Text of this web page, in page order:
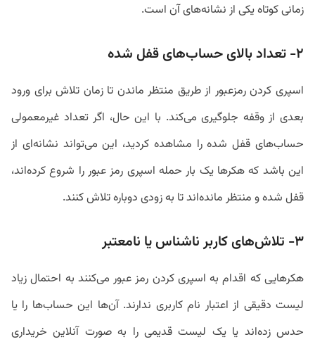
زمانی کوتاه یکی از نشانه‌های آن است.
۲- تعداد بالای حساب‌های قفل شده
اسپری کردن رمزعبور از طریق منتظر ماندن تا زمان تلاش برای ورود
بعدی از وقفه جلوگیری می‌کند. با این حال، اگر تعداد غیرمعمولی
حساب‌های قفل شده را مشاهده کردید، این می‌تواند نشانه‌ای از
این باشد که هکرها یک بار حمله اسپری رمز عبور را شروع کرده‌اند،
قفل شده و منتظر مانده‌اند تا به زودی دوباره تلاش کنند.
۳- تلاش‌های کاربر ناشناس یا نامعتبر
هکرهایی که اقدام به اسپری کردن رمز عبور می‌کنند به احتمال زیاد
لیست دقیقی از اعتبار نام کاربری ندارند. آن‌ها این حساب‌ها را یا
حدس زده‌اند یا یک لیست قدیمی‌ را به صورت آنلاین خریداری